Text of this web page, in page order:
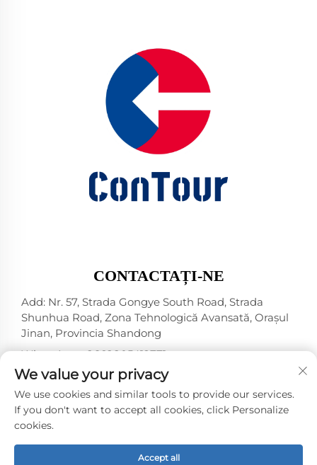
CONTACTAȚI-NE
Add: Nr. 57, Strada Gongye South Road, Strada
Shunhua Road, Zona Tehnologică Avansată, Orașul
Jinan, Provincia Shandong
WhatsApp:+86 18805412771
+1（314）5989651
E-mail:[email protected]
Drepturi de autor © 2025 Jinan DeYou Machinery
Technology Co., Ltd -Politica de confidențialitate
We value your privacy
We use cookies and similar tools to provide our services.
If you don't want to accept all cookies, click Personalize
cookies.
Accept all